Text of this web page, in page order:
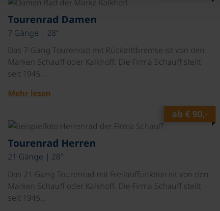
Tourenrad Damen
7 Gänge | 28"
Das 7-Gang Tourenrad mit Rücktrittbremse ist von den
Marken Schauff oder Kalkhoff. Die Firma Schauff stellt
seit 1945…
Mehr lesen
ab € 90,-
Tourenrad Herren
21 Gänge | 28"
Das 21-Gang Tourenrad mit Freilauffunktion ist von den
Marken Schauff oder Kalkhoff. Die Firma Schauff stellt
seit 1945…